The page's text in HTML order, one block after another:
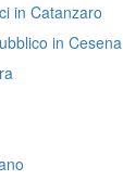
in Catanzaro
in Cesena